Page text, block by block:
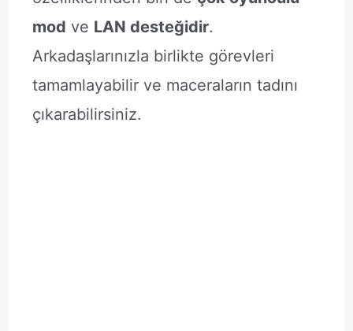
mod ve LAN desteğidir.
Arkadaşlarınızla birlikte görevleri
tamamlayabilir ve maceraların tadını
çıkarabilirsiniz.